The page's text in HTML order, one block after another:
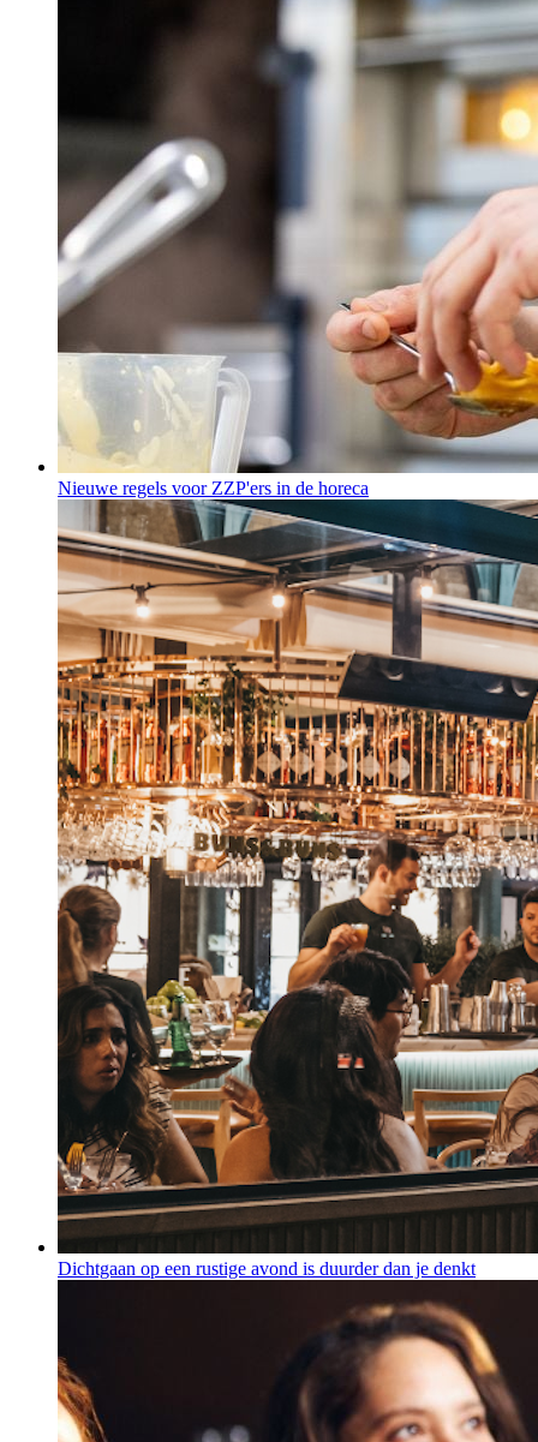
Nieuwe regels voor ZZP'ers in de horeca
Dichtgaan op een rustige avond is duurder dan je denkt